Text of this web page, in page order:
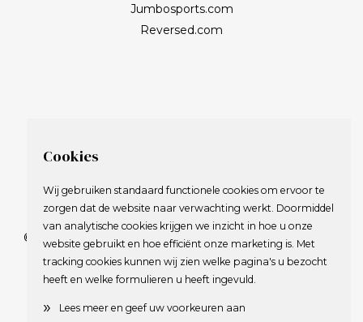
Jumbosports.com
Reversed.com
© 2009-2023 Nederlandse Vereniging van Golfspelende
Journalisten.
Alle rechten voorbehouden.
Privacy Statement
Cookies
Wij gebruiken standaard functionele cookies om ervoor te
zorgen dat de website naar verwachting werkt. Doormiddel
van analytische cookies krijgen we inzicht in hoe u onze
website gebruikt en hoe efficiënt onze marketing is. Met
tracking cookies kunnen wij zien welke pagina's u bezocht
heeft en welke formulieren u heeft ingevuld.
» Lees meer en geef uw voorkeuren aan